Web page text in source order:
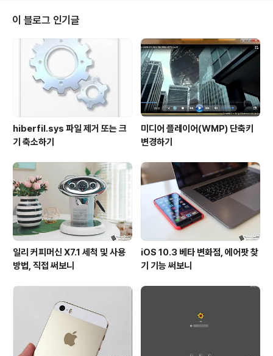
구입하려고 여러가지 정보를 살펴보신 분들이라면 잘 아시
겠지만 왠만해서는 보급형이라고 해도 신품으로 카메라를
구입하는데는 그 가격이 만만치가 않죠? 저처럼 오두막삼
과 같은 카메라를 구입하고자 하는 분들이라면 가격적인
측면에서의 부담이 더 클 수 밖에 없는데요. 괜찮은 렌즈까
지 포함해서 구입..
이 블로그 인기글
hiberfil.sys 파일 제거 또는 크
기 축소하기
미디어 플레이어(WMP) 단축키
변경하기
일리 커피머신 X7.1 세척 및 사용
방법, 직접 써보니
iOS 10.3 베타 변화점, 에어팟 찾
기 기능 써보니